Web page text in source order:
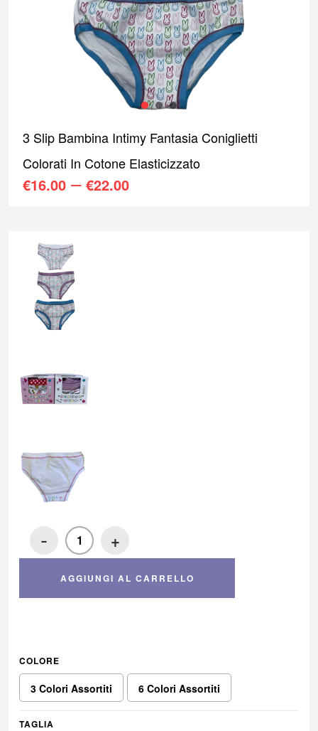
3 Slip Bambina Intimy Fantasia Coniglietti
Colorati In Cotone Elasticizzato
€16.00 – €22.00
- +
AGGIUNGI AL CARRELLO
COLORE
3 Colori Assortiti 6 Colori Assortiti
TAGLIA